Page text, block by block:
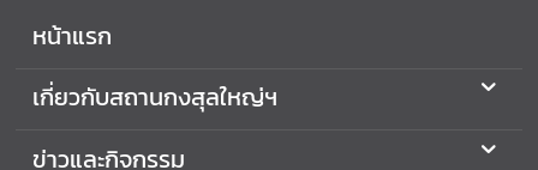
บ
ริ
า
หน้าแรก
เกี่ยวกับสถานกงสุลใหญ่ฯ
ข่าวและกิจกรรม